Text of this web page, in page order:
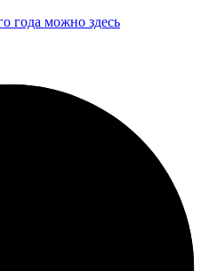
года можно здесь